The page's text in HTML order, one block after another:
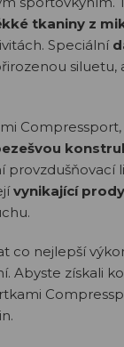
tkaniny z
Speciální
siluetu,
Compressport,
provzdušňovací
vynikající
co nejlepší
Abyste získali